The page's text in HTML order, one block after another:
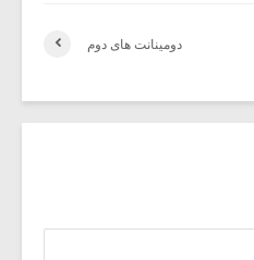
دومینانت های دوم